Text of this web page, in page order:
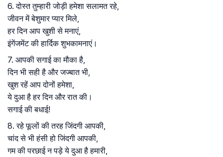
6. दोस्त तुम्हारी जोड़ी हमेशा सलामत रहे,
जीवन में बेशुमार प्यार मिले,
हर दिन आप खुशी से मनाएं,
इंगेंजमेंट की हार्दिक शुभकामनाएं।
7. आपकी सगाई का मौका है,
दिन भी सही है और जज्बात भी,
खुश रहें आप दोनों हमेशा,
ये दुआ है हर दिन और रात की।
सगाई की बधाई!
8. रहे फूलों की तरह जिंदगी आपकी,
चांद से भी हंसी हो जिंदगी आपकी,
गम की परछाई न पड़े ये दुआ है हमारी,